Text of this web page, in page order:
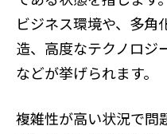
ビジネス環境や、多角
造、高度なテクノロジ
などが挙げられます。
複雑性が高い状況で問